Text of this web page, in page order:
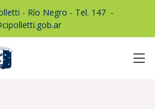
- Río Negro - Tel. 1471 -